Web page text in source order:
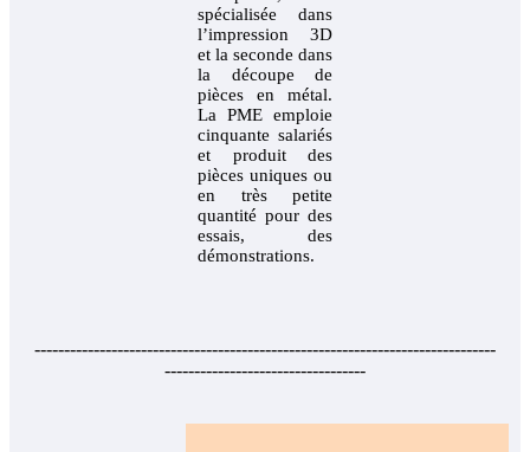
spécialisée dans
l’impression 3D
et la seconde dans
la découpe de
pièces en métal.
La PME emploie
cinquante salariés
et produit des
pièces uniques ou
en très petite
quantité pour des
essais, des
démonstrations.
------------------------------------------------------------------------------
----------------------------------